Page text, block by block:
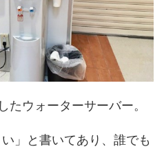
たウォーターサーバー。
」と書いてあり、誰でも